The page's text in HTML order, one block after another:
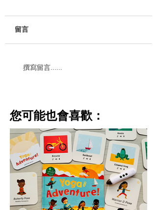
留言
撰寫留言......
​您可能也會喜歡：